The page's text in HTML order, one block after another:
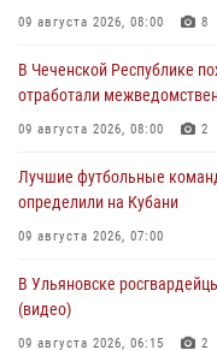
09 августа 2026, 08:00 8
В Чеченской Республике
отработали
09 августа 2026, 08:00 2
Лучшие футбольные
определили на Кубани
09 августа 2026, 07:00
В Ульяновске
(видео)
09 августа 2026, 06:15 2